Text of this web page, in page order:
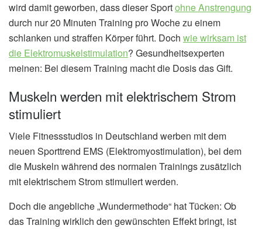
wird damit geworben, dass dieser Sportohne Anstrengung
durch nur 20 Minuten Training pro Woche zu einem
schlanken und straffen Körper führt. Doch wie wirksam ist
die Elektromuskelstimulation? Gesundheitsexperten
meinen: Bei diesem Training macht die Dosis das Gift.
Muskeln werden mit elektrischem Strom
stimuliert
Viele Fitnessstudios in Deutschland werben mit dem
neuen Sporttrend EMS (Elektromyostimulation), bei dem
die Muskeln während des normalen Trainings zusätzlich
mit elektrischem Strom stimuliert werden.
Doch die angebliche „Wundermethode“ hat Tücken: Ob
das Training wirklich den gewünschten Effekt bringt, ist